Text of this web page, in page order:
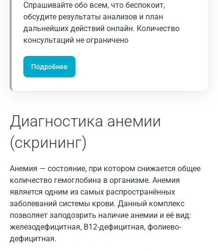
Спрашивайте обо всем, что беспокоит,
обсудите результаты анализов и план
дальнейших действий онлайн. Количество
консультаций не ограничено
Подробнее
Диагностика анемии
(скрининг)
Анемия — состояние, при котором снижается общее
количество гемоглобина в организме. Анемия
является одним из самых распространённых
заболеваний системы крови. Данный комплекс
позволяет заподозрить наличие анемии и её вид:
железодефицитная, В12-дефицитная, фолиево-
дефицитная.
Ивантеевка
Ижевск
Йошкар-Ола
Калининград
Кемерово
Ковров
Коломна
Королев
Кострома
Котельники
Красногорск